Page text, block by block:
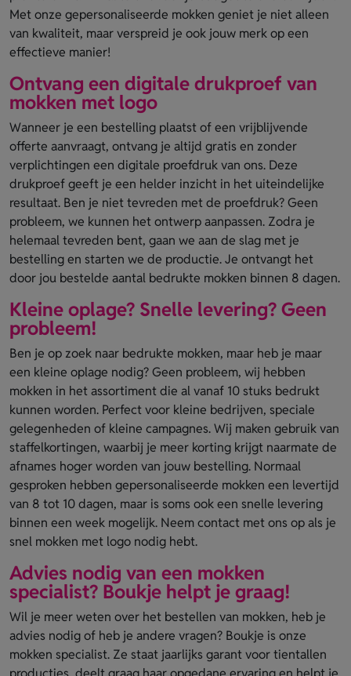
Met onze gepersonaliseerde mokken geniet je niet alleen
van kwaliteit, maar verspreid je ook jouw merk op een
effectieve manier!
Ontvang een digitale drukproef van
mokken met logo
Wanneer je een bestelling plaatst of een vrijblijvende
offerte aanvraagt, ontvang je altijd gratis en zonder
verplichtingen een digitale proefdruk van ons. Deze
drukproef geeft je een helder inzicht in het uiteindelijke
resultaat. Ben je niet tevreden met de proefdruk? Geen
probleem, we kunnen het ontwerp aanpassen. Zodra je
helemaal tevreden bent, gaan we aan de slag met je
bestelling en starten we de productie. Je ontvangt het
door jou bestelde aantal bedrukte mokken binnen 8 dagen.
Kleine oplage? Snelle levering? Geen
probleem!
Ben je op zoek naar bedrukte mokken, maar heb je maar
een kleine oplage nodig? Geen probleem, wij hebben
mokken in het assortiment die al vanaf 10 stuks bedrukt
kunnen worden. Perfect voor kleine bedrijven, speciale
gelegenheden of kleine campagnes. Wij maken gebruik van
staffelkortingen, waarbij je meer korting krijgt naarmate de
afnames hoger worden van jouw bestelling. Normaal
gesproken hebben gepersonaliseerde mokken een levertijd
van 8 tot 10 dagen, maar is soms ook een snelle levering
binnen een week mogelijk. Neem contact met ons op als je
snel mokken met logo nodig hebt.
Advies nodig van een mokken
specialist? Boukje helpt je graag!
Wil je meer weten over het bestellen van mokken, heb je
advies nodig of heb je andere vragen? Boukje is onze
mokken specialist. Ze staat jaarlijks garant voor tientallen